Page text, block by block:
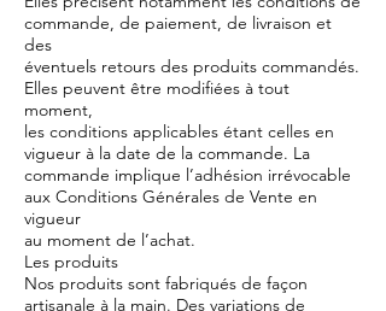
commande, de paiement, de livraison et
des
éventuels retours des produits commandés.
Elles peuvent être modifiées à tout
moment,
les conditions applicables étant celles en
vigueur à la date de la commande. La
commande implique l’adhésion irrévocable
aux Conditions Générales de Vente en
vigueur
au moment de l’achat.
Les produits
Nos produits sont fabriqués de façon
artisanale à la main. Des variations de